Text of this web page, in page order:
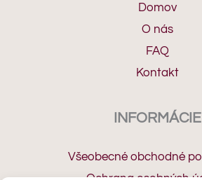
Domov
O nás
FAQ
Kontakt
INFORMÁCIE
Všeobecné obchodné